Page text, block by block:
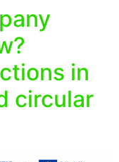
in
circular